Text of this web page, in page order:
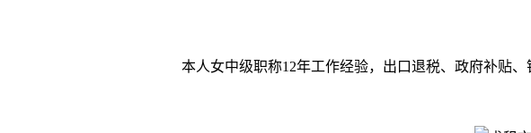
本人女中级职称12年工作经验，出口退税、政府补贴